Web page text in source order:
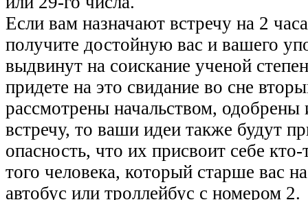
Если вам назначают встречу на 2
получите достойную вас и вашего
выдвинут на соискание ученой
придете на это свидание во сне
рассмотрены начальством,
встречу, то ваши идеи также будут
опасность, что их присвоит себе
того человека, который старше вас
автобус или троллейбус с номером 2.